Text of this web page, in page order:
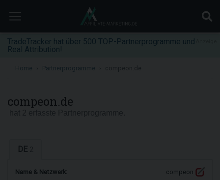
TradeTracker hat über 500 TOP-Partnerprogramme und
Real Attribution!
Home Partnerprogramme
compeon.de
DE
Name & Netzwerk: compeon